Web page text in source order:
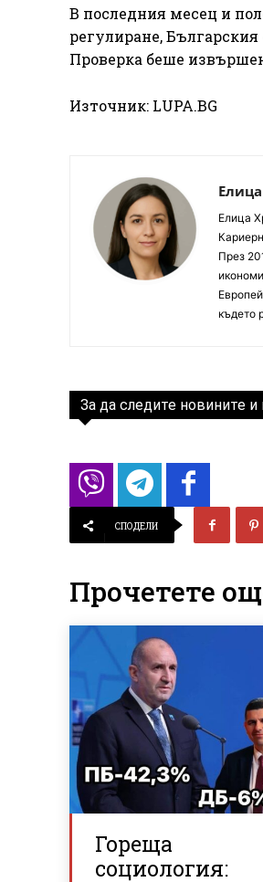
В последния месец и
регулиране,
Проверка беше
Източник: LUPA.BG
Елица
През
където
За да следите новините
СПОДЕЛИ
Прочетете
Гореща
социология: